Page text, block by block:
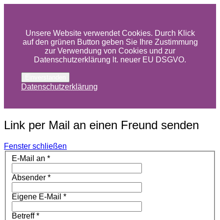
Unsere Website verwendet Cookies. Durch Klick
auf den grünen Button geben Sie Ihre Zustimmung
zur Verwendung von Cookies und zur
Datenschutzerklärung lt. neuer EU DSGVO.
Datenschutzerklärung
Link per Mail an einen Freund senden
Fenster schließen
E-Mail an *
Absender *
Eigene E-Mail *
Betreff*